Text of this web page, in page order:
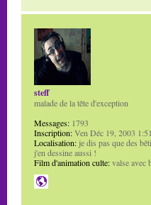
steff
malade de la tête d'exception
Messages: 1793
Inscription:Ven Déc 19, 2003
Localisation: je dis pas que des
j'en dessine aussi !
Film d'animation culte:valse avec